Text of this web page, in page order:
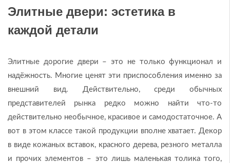
Элитные двери: эстетика в
каждой детали
Элитные дорогие двери – это не только функционал и
надёжность. Многие ценят эти приспособления именно за
внешний вид. Действительно, среди обычных
представителей рынка редко можно найти что-то
действительно необычное, красивое и самодостаточное. А
вот в этом классе такой продукции вполне хватает. Декор
в виде кожаных вставок, красного дерева, резного металла
и прочих элементов – это лишь маленькая толика того,